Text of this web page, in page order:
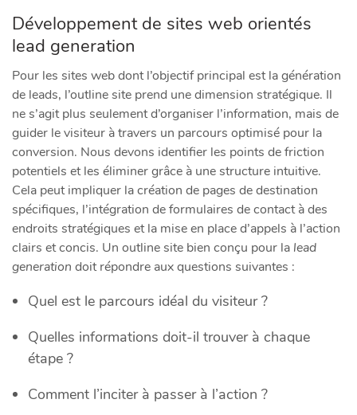
Développement de sites web orientés
lead generation
Pour les sites web dont l’objectif principal est la génération
de leads, l’outline site prend une dimension stratégique. Il
ne s’agit plus seulement d’organiser l’information, mais de
guider le visiteur à travers un parcours optimisé pour la
conversion. Nous devons identifier les points de friction
potentiels et les éliminer grâce à une structure intuitive.
Cela peut impliquer la création de pages de destination
spécifiques, l’intégration de formulaires de contact à des
endroits stratégiques et la mise en place d’appels à l’action
clairs et concis. Un outline site bien conçu pour la lead
generation doit répondre aux questions suivantes :
Quel est le parcours idéal du visiteur ?
Quelles informations doit-il trouver à chaque
étape ?
Comment l’inciter à passer à l’action ?